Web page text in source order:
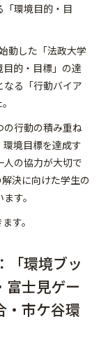
環境目的・目
動した「法政大学
目的・目標」の達
る「行動バイア
行動の積み重ね
境目標を達成す
の協力が大切で
決に向けた学生の
す。
す。
「環境ブッ
富士見ゲー
・市ケ谷環